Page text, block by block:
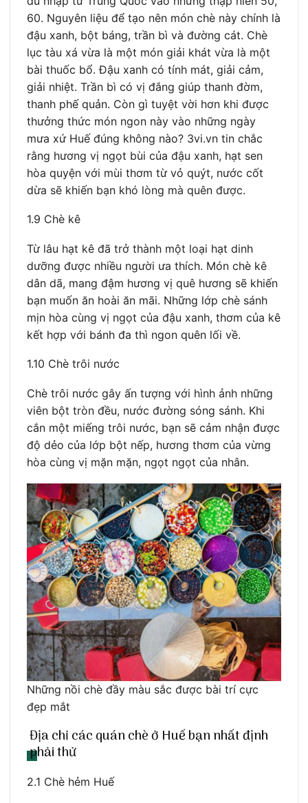
60. Nguyên liệu để tạo nên món chè này chính là
đậu xanh, bột báng, trần bì và đường cát. Chè
lục tàu xá vừa là một món giải khát vừa là một
bài thuốc bổ. Đậu xanh có tính mát, giải cảm,
giải nhiệt. Trần bì có vị đắng giúp thanh đờm,
thanh phế quản. Còn gì tuyệt vời hơn khi được
thưởng thức món ngon này vào những ngày
mưa xứ Huế đúng không nào? 3vi.vn tin chắc
rằng hương vị ngọt bùi của đậu xanh, hạt sen
hòa quyện với mùi thơm từ vỏ quýt, nước cốt
dừa sẽ khiến bạn khó lòng mà quên được.
1.9 Chè kê
Từ lâu hạt kê đã trở thành một loại hạt dinh
dưỡng được nhiều người ưa thích. Món chè kê
dân dã, mang đậm hương vị quê hương sẽ khiến
bạn muốn ăn hoài ăn mãi. Những lớp chè sánh
mịn hòa cùng vị ngọt của đậu xanh, thơm của kê
kết hợp với bánh đa thì ngon quên lối về.
1.10 Chè trôi nước
Chè trôi nước gây ấn tượng với hình ảnh những
viên bột tròn đều, nước đường sóng sánh. Khi
cắn một miếng trôi nước, bạn sẽ cảm nhận được
độ dẻo của lớp bột nếp, hương thơm của vừng
hòa cùng vị mặn mặn, ngọt ngọt của nhân.
Những nồi chè đầy màu sắc được bài trí cực
đẹp mắt
Địa chỉ các quán chè ở Huế bạn nhất định
phải thử
2.1 Chè hẻm Huế